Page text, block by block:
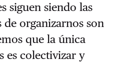
siguen siendo las
de organizarnos son
que la única
es colectivizar y